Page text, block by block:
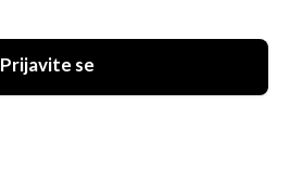
Prijavite se